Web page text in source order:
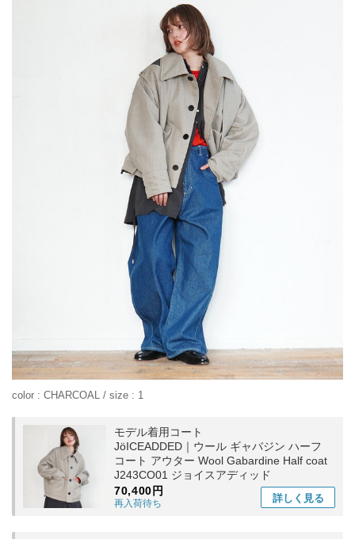
color : CHARCOAL / size : 1
モデル着用コート
JöICEADDED｜ウール ギャバジン ハーフ
コート アウター Wool Gabardine Half coat
J243CO01 ジョイスアディッド
70,400円
再入荷待ち 詳しく 見る